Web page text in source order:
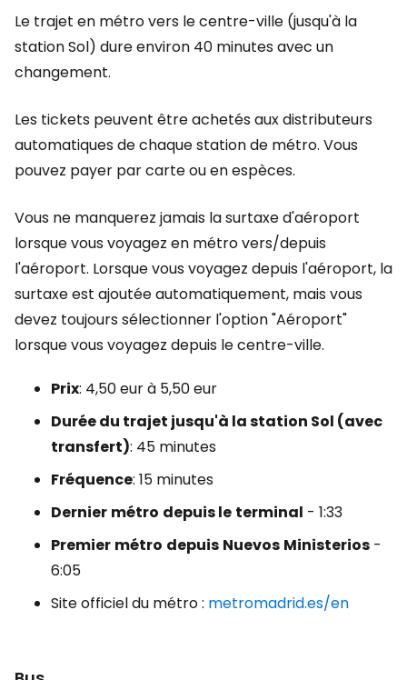
Le trajet en métro vers le centre-ville (jusqu'à la
station Sol) dure environ 40 minutes avec un
changement.
Les tickets peuvent être achetés aux distributeurs
automatiques de chaque station de métro. Vous
pouvez payer par carte ou en espèces.
Vous ne manquerez jamais la surtaxe d'aéroport
lorsque vous voyagez en métro vers/depuis
l'aéroport. Lorsque vous voyagez depuis l'aéroport, la
surtaxe est ajoutée automatiquement, mais vous
devez toujours sélectionner l'option "Aéroport"
lorsque vous voyagez depuis le centre-ville.
Prix: 4,50 eur à 5,50 eur
Durée du trajet jusqu'à la station Sol (avec
transfert): 45 minutes
Fréquence: 15 minutes
Dernier métro depuis le terminal - 1:33
Premier métro depuis Nuevos Ministerios -
6:05
Site officiel du métro : metromadrid.es/en